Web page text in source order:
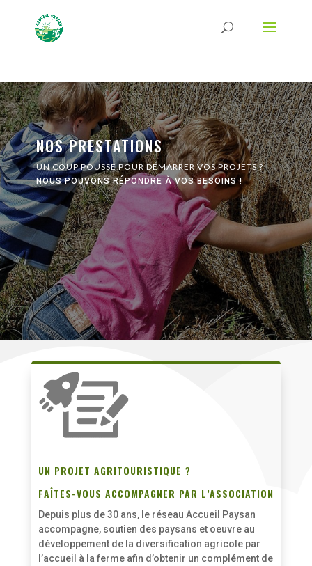
Type-Options Referrer-Policy Permissions-Policy
ga('require', 'GTM-TFCVLFN');
NOS PRESTATIONS
UN COUP POUSSE POUR DÉMARRER VOS PROJETS ?
NOUS POUVONS RÉPONDRE À VOS BESOINS !
UN PROJET AGRITOURISTIQUE ?
FAÎTES-VOUS ACCOMPAGNER PAR L’ASSOCIATION
Depuis plus de 30 ans, le réseau Accueil Paysan
accompagne, soutien des paysans et oeuvre au
développement de la diversification agricole par
l’accueil à la ferme afin d’obtenir un complément de